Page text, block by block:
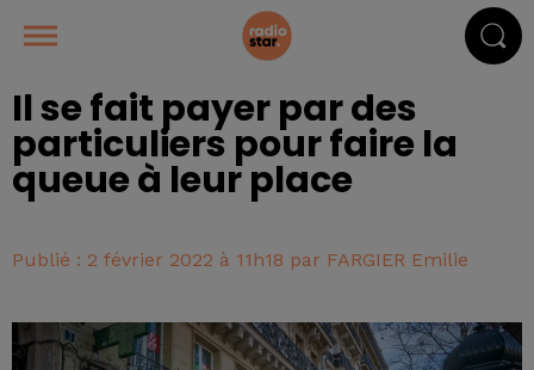
Il se fait payer par des
particuliers pour faire la
queue à leur place
Publié : 2 février 2022 à 11h18 par FARGIER Emilie